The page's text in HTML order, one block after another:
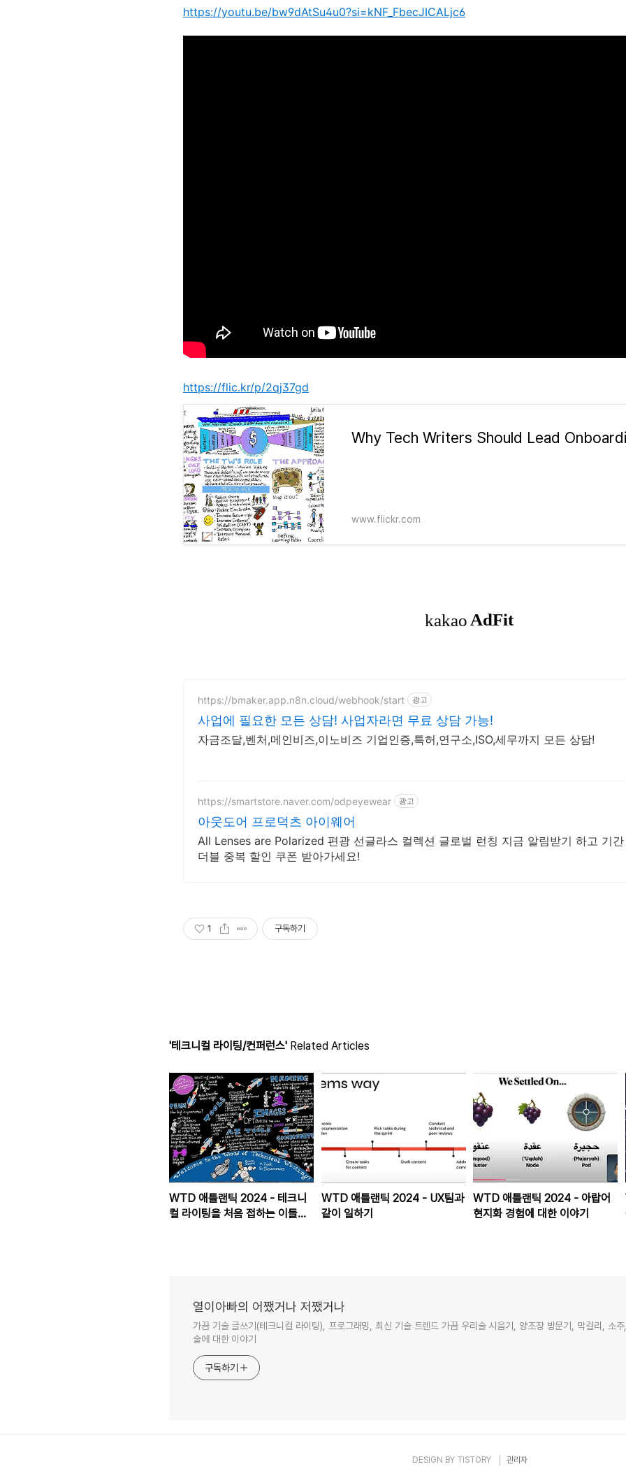
https://youtu.be/bw9dAtSu4u0?si=kNF_FbecJICALjc6
https://flic.kr/p/2qj37gd
Why Tech Writers Should Lead
www.flickr.com
https://bmaker.app.n8n.cloud/webhook/start 광고
사업에 필요한 모든 상담! 사업자라면 무료 상담 가능!
자금조달,벤처,메인비즈,이노비즈 기업인증,특허,연구소,ISO,세무까지 모든 상담!
https://smartstore.naver.com/odpeyewear 광고
아웃도어 프로덕츠 아이웨어
All Lenses are Polarized 편광 선글라스 컬렉션 글로벌 런칭 지금 알림받기 하고 기간 한정
더블 중복 할인 쿠폰 받아가세요!
1 구독하기
'테크니컬 라이팅/컨퍼런스' Related Articles
WTD 애틀랜틱 2024 - 테크니
컬 라이팅을 처음 접하는 이들을
WTD 애틀랜틱 2024 - UX팀과
같이 일하기
WTD 애틀랜틱 2024 - 아랍어
현지화 경험에 대한 이야기
열이아빠의 어쨌거나 저쨌거나
가끔 기술 글쓰기(테크니컬 라이팅), 프로그래밍, 최신 기술 트렌드 가끔 우리술 시음기, 양조장 방문기, 막걸리, 소
술에 대한 이야기
구독하기
DESIGN BY TISTORY 관리자